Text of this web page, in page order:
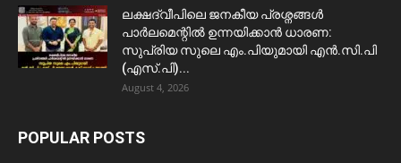
ലക്ഷദ്വീപിലെ ജനകീയ പ്രശ്നങ്ങൾ
പാർലമെന്റിൽ ഉന്നയിക്കാൻ ധാരണ:
സുപ്രിയ സുലെ എം.പിയുമായി എൻ.സി.പി
(എസ്.പി)...
August 4, 2026
POPULAR POSTS